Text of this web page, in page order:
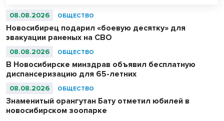
абсолютными чемпионами соревнований.
08.08.2026 ОБЩЕСТВО
Новосибирец подарил «боевую десятку» для
эвакуации раненых на СВО
08.08.2026 ОБЩЕСТВО
В Новосибирске минздрав объявил бесплатную
диспансеризацию для 65-летних
08.08.2026 ОБЩЕСТВО
Знаменитый орангутан Бату отметил юбилей в
новосибирском зоопарке